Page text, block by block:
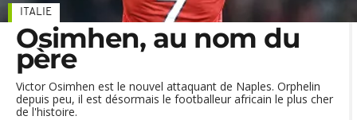
ITALIE
Osimhen, au nom du
père
Victor Osimhen est le nouvel attaquant de Naples. Orphelin
depuis peu, il est désormais le footballeur africain le plus cher
de l'histoire.